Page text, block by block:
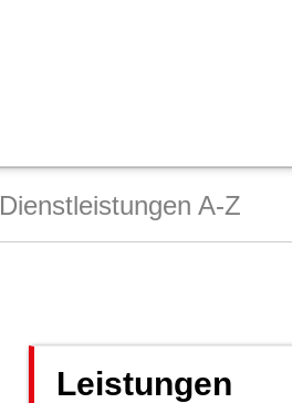
Dienstleistungen A-Z
Leistungen